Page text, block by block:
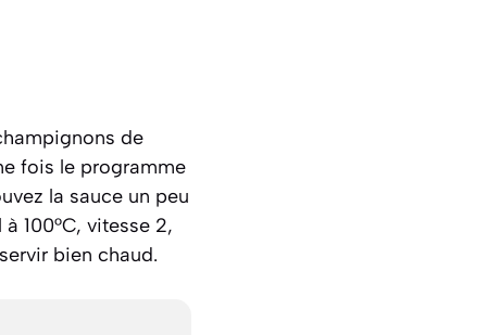
de
fois le programme
la sauce un peu
100°C, vitesse 2,
bien chaud.